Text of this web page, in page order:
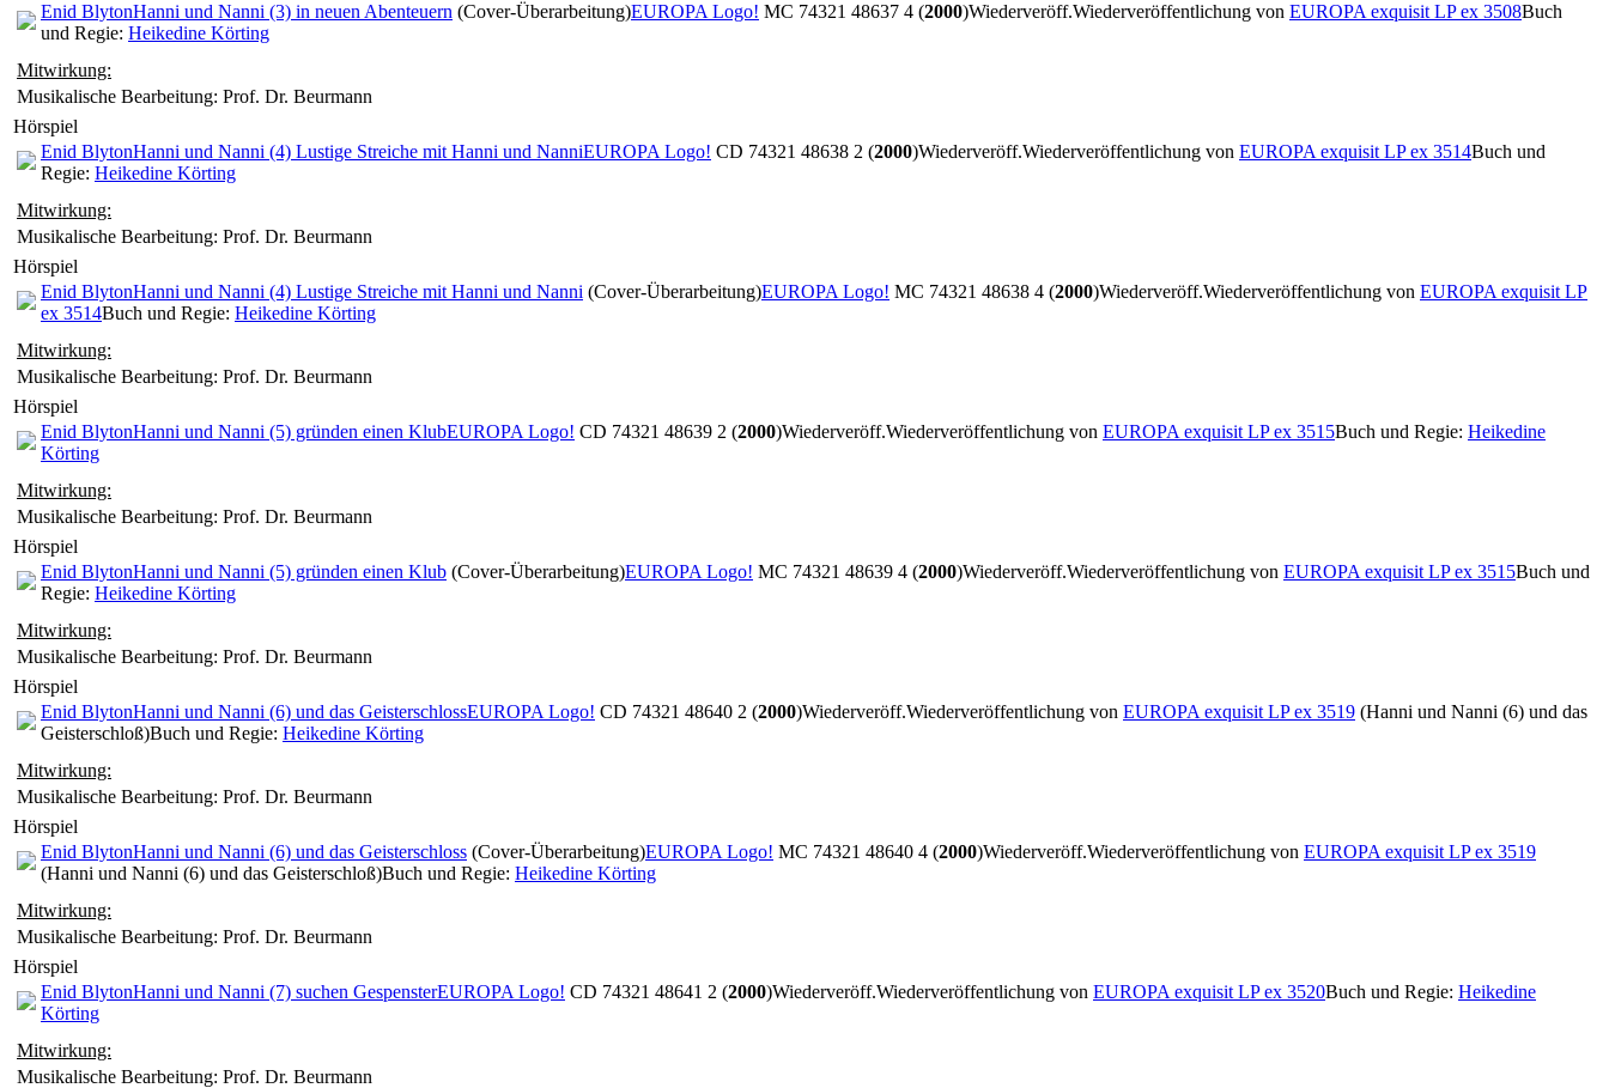
Enid BlytonHanni und Nanni (3) in neuen Abenteuern (Cover-Überarbeitung)EUROPA Logo! MC 74321 48637 4 (2000)Wiederveröff.Wiederveröffentlichung von EUROPA exquisit LP ex 3508Buch
und Regie: Heikedine Körting
Mitwirkung:
Musikalische Bearbeitung: Prof. Dr. Beurmann
Hörspiel
Enid BlytonHanni und Nanni (4) Lustige Streiche mit Hanni und NanniEUROPA Logo! CD 74321 48638 2 (2000)Wiederveröff.Wiederveröffentlichung von EUROPA exquisit LP ex 3514Buch und
Regie: Heikedine Körting
Mitwirkung:
Musikalische Bearbeitung: Prof. Dr. Beurmann
Hörspiel
Enid BlytonHanni und Nanni (4) Lustige Streiche mit Hanni und Nanni (Cover-Überarbeitung)EUROPA Logo! MC 74321 48638 4 (2000)Wiederveröff.Wiederveröffentlichung von EUROPA exquisit LP
ex 3514Buch und Regie: Heikedine Körting
Mitwirkung:
Musikalische Bearbeitung: Prof. Dr. Beurmann
Hörspiel
Enid BlytonHanni und Nanni (5) gründen einen KlubEUROPA Logo! CD 74321 48639 2 (2000)Wiederveröff.Wiederveröffentlichung von EUROPA exquisit LP ex 3515Buch und Regie: Heikedine
Körting
Mitwirkung:
Musikalische Bearbeitung: Prof. Dr. Beurmann
Hörspiel
Enid BlytonHanni und Nanni (5) gründen einen Klub (Cover-Überarbeitung)EUROPA Logo! MC 74321 48639 4 (2000)Wiederveröff.Wiederveröffentlichung von EUROPA exquisit LP ex 3515Buch und
Regie: Heikedine Körting
Mitwirkung:
Musikalische Bearbeitung: Prof. Dr. Beurmann
Hörspiel
Enid BlytonHanni und Nanni (6) und das GeisterschlossEUROPA Logo! CD 74321 48640 2 (2000)Wiederveröff.Wiederveröffentlichung von EUROPA exquisit LP ex 3519 (Hanni und Nanni (6) und das
Geisterschloß)Buch und Regie: Heikedine Körting
Mitwirkung:
Musikalische Bearbeitung: Prof. Dr. Beurmann
Hörspiel
Enid BlytonHanni und Nanni (6) und das Geisterschloss (Cover-Überarbeitung)EUROPA Logo! MC 74321 48640 4 (2000)Wiederveröff.Wiederveröffentlichung von EUROPA exquisit LP ex 3519
(Hanni und Nanni (6) und das Geisterschloß)Buch und Regie: Heikedine Körting
Mitwirkung:
Musikalische Bearbeitung: Prof. Dr. Beurmann
Hörspiel
Enid BlytonHanni und Nanni (7) suchen GespensterEUROPA Logo! CD 74321 48641 2 (2000)Wiederveröff.Wiederveröffentlichung von EUROPA exquisit LP ex 3520Buch und Regie: Heikedine
Körting
Mitwirkung:
Musikalische Bearbeitung: Prof. Dr. Beurmann